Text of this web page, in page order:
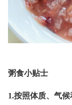
粥食小贴士
1.按照体质、气候